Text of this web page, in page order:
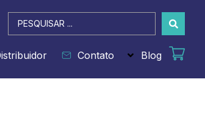
Pesquisar
...
Contato Blog